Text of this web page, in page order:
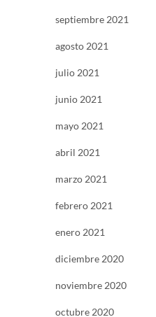
septiembre 2021
agosto 2021
julio 2021
junio 2021
mayo 2021
abril 2021
marzo 2021
febrero 2021
enero 2021
diciembre 2020
noviembre 2020
octubre 2020